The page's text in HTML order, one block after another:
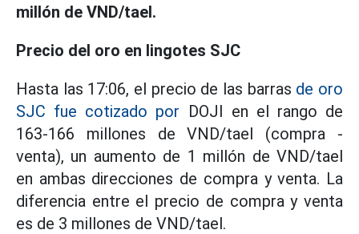
millón de VND/tael.
Precio del oro en lingotes SJC
Hasta las 17:06, el precio de las barras de oro
SJC fue cotizado por DOJI en el rango de
163-166 millones de VND/tael (compra -
venta), un aumento de 1 millón de VND/tael
en ambas direcciones de compra y venta. La
diferencia entre el precio de compra y venta
es de 3 millones de VND/tael.